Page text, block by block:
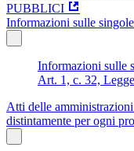
PUBBLICI
Informazioni sulle
Informazioni sulle
Art. 1, c. 32,
Atti delle
distintamente per ogni